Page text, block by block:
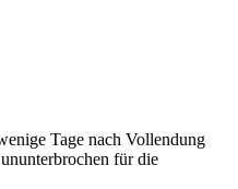
Tage nach Vollendung
für die